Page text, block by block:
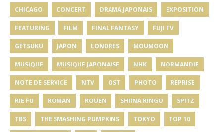
CHICAGO CONCERT DRAMA JAPONAIS EXPOSITION
FEATURING FILM FINAL FANTASY FUJI TV
GETSUKU JAPON LONDRES MOUMOON
MUSIQUE MUSIQUE JAPONAISE NHK NORMANDIE
NOTE DE SERVICE NTV OST PHOTO REPRISE
RIE FU ROMAN ROUEN SHIINA RINGO SPITZ
TBS THE SMASHING PUMPKINS TOKYO TOP 10